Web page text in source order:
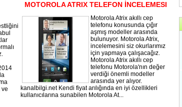
ve
MOTOROLA ATRIX TELEFON İNCELEMESI
Motorola Atrix akıllı cep
telefonu konusunda çığır
aşmış modeller arasında
bulunuyor. Motorola Atrix,
incelemesini siz okurlarımız
için yapmaya çalışacağız.
Motorola Atrix akıllı cep
telefonu Motorola'nın değer
verdiği önemli modeller
arasında yer alıyor.
kanalbilgi.net Kendi fiyat arılığında en iyi özellikleri
kullanıcılarına sunabilen Motorola At...